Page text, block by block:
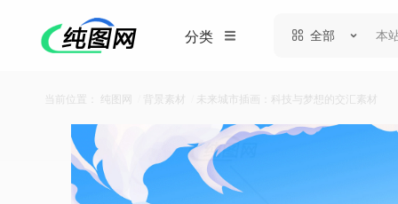
分类 全部
当前位置： 纯图网 背景素材 未来城市插画：科技与梦想的交汇素材